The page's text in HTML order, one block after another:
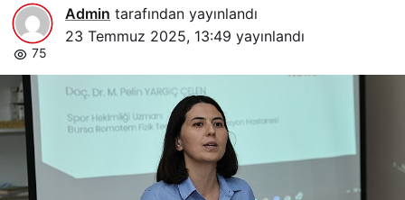
Admin tarafından yayınlandı
23 Temmuz 2025, 13:49 yayınlandı
75